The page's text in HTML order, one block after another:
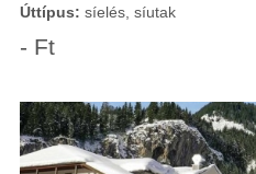
Úttípus: síelés, síutak
- Ft